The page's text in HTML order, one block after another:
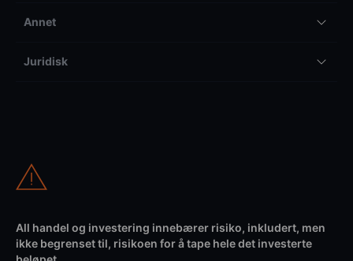
Annet
Juridisk
All handel og investering innebærer risiko, inkludert, men
ikke begrenset til, risikoen for å tape hele det investerte